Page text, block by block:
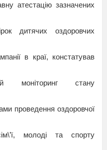
атестацію зазначених
дитячих оздоровчих
в краї, констатував
моніторинг стану
проведення оздоровчої
молоді та спорту